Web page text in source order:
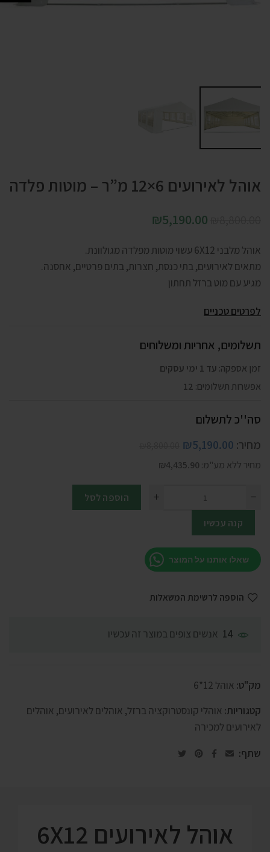
אוהל לאירועים 6×12 מ”ר – מוטות פלדה
₪5,190.00
אוהל מלבני 6X12 עשוי מוטות מפלדה מגולוונת.
מתאים לאירועים, בתי כנסת, חצרות, בתים פרטיים, אחסנה.
מגיע עם מוט ברזל תחתון
לפרטים טכניים
תשלומים, אחריות ומשלוחים
זמן אספקה: עד 1 ימי עסקים
אפשרות תשלומים: 12
סה''כ לתשלום
מחיר:
₪5,190.00
מחיר ללא מע"מ: ₪4,435.90
הוספה לסל
קנה עכשיו
שאלו אותנו על המוצר
הוספה לרשימת המשאלות
14 אנשים צופים במוצר זה עכשיו
מק"ט: אוהל 12*6
קטגוריות: אוהלי קונסטרוקציה ברזל, אוהלים לאירועים, אוהלים
לאירועים למכירה
שתף:
אוהל לאירועים 6X12